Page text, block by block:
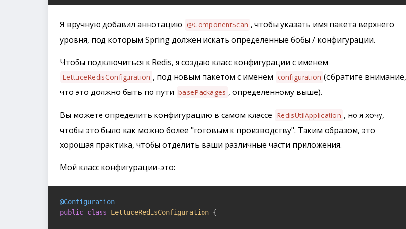
Я вручную добавил аннотацию @ComponentScan , чтобы указать имя пакета верхнего
уровня, под которым Spring должен искать определенные бобы / конфигурации.
Чтобы подключиться к Redis, я создаю класс конфигурации с именем
LettuceRedisConfiguration , под новым пакетом с именем configuration (обратите внимание,
что это должно быть по пути basePackages , определенному выше).
Вы можете определить конфигурацию в самом классе RedisUtilApplication , но я хочу,
чтобы это было как можно более "готовым к производству". Таким образом, это
хорошая практика, чтобы отделить ваши различные части приложения.
Мой класс конфигурации-это:
@Configuration
public class LettuceRedisConfiguration {